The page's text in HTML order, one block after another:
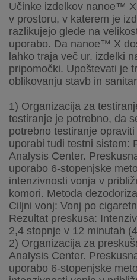
Učinke izdelkov nanoe™
v prostoru, v katerem je
razlikujejo glede na
uporabo. Da nanoe™ X
lahko traja več ur. izdelki
pripomočki. Upoštevati je
oblikovanju stavb in
1) Organizacija za
testiranje je potrebno, da
potrebno testiranje
uporabi tudi testni sistem:
Analysis Center.
uporabo 6-stopenjske
intenzivnosti vonja v
komori. Metoda
Ciljni vonj: Vonj po
Rezultat preskusa:
2,4 stopnje v 12 minutah
2) Organizacija za
Analysis Center.
uporabo 6-stopenjske